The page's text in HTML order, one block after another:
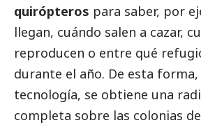
quirópteros para saber, por
llegan, cuándo salen a cazar,
reproducen o entre qué
durante el año. De esta
tecnología, se obtiene una
completa sobre las colonias